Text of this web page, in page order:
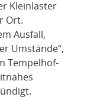
Kleinlaster
Ort.
Ausfall,
Umstände“,
Tempelhof-